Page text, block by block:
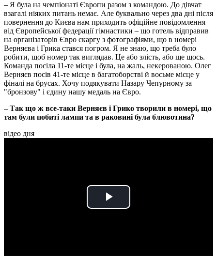
– Я була на чемпіонаті Європи разом з командою. До дівчат
взагалі ніяких питань немає. Але буквально через два дні після
повернення до Києва нам приходить офіційне повідомлення
від Європейської федерації гімнастики – що готель відправив
на організаторів Євро скаргу з фотографіями, що в номері
Верняєва і Грика стався погром. Я не знаю, що треба було
робити, щоб номер так виглядав. Це або злість, або ще щось.
Команда посіла 11-те місце і була, на жаль, некерованою. Олег
Верняєв посів 41-те місце в багатоборстві й восьме місце у
фіналі на брусах. Хочу подякувати Назару Чепурному за
"бронзову" і єдину нашу медаль на Євро.
– Так що ж все-таки Верняєв і Грико творили в номері, що
там були побиті лампи та в раковині була блювотина?
відео дня
Play